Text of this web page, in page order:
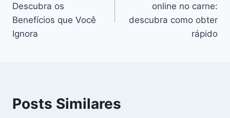
Post
Descubra os
Benefícios que Você
Ignora
online no carne:
descubra como obter
rápido
Posts Similares